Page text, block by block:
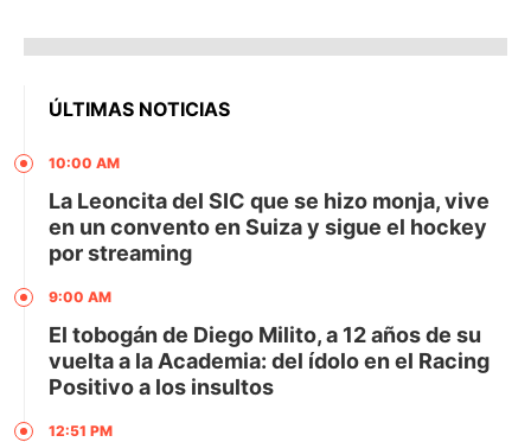
ÚLTIMAS NOTICIAS
10:00 AM
La Leoncita del SIC que se hizo monja, vive
en un convento en Suiza y sigue el hockey
por streaming
9:00 AM
El tobogán de Diego Milito, a 12 años de su
vuelta a la Academia: del ídolo en el Racing
Positivo a los insultos
12:51 PM